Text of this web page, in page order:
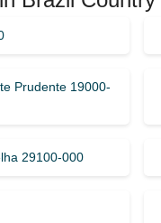
Prudente 19000-
29100-000